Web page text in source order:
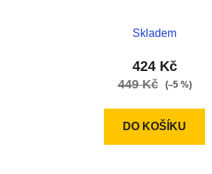
Skladem
424 Kč
449 Kč (–5 %)
DO KOŠÍKU